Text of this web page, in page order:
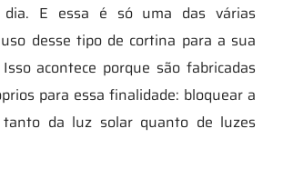
E essa é só uma das várias
desse tipo de cortina para a sua
acontece porque são fabricadas
para essa finalidade: bloquear a
tanto da luz solar quanto de luzes